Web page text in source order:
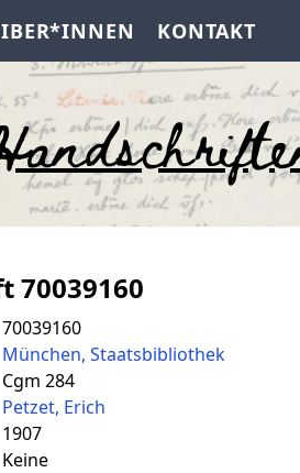
KONTAKT
70039160
70039160
München, Staatsbibliothek
Cgm 284
Petzet, Erich
1907
Keine